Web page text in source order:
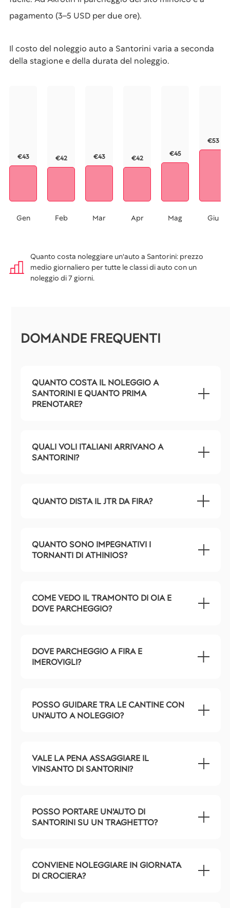
pagamento (3–5 USD per due ore).
Il costo del noleggio auto a Santorini varia a seconda
della stagione e della durata del noleggio.
€43 €42 €43 €42
€45
€53
Gen Feb Mar Apr Mag Giu
Quanto costa noleggiare un'auto a Santorini: prezzo
medio giornaliero per tutte le classi di auto con un
noleggio di 7 giorni.
DOMANDE FREQUENTI
QUANTO COSTA IL NOLEGGIO A
SANTORINI E QUANTO PRIMA
PRENOTARE?
QUALI VOLI ITALIANI ARRIVANO A
SANTORINI?
QUANTO DISTA IL JTR DA FIRA?
QUANTO SONO IMPEGNATIVI I
TORNANTI DI ATHINIOS?
COME VEDO IL TRAMONTO DI OIA E
DOVE PARCHEGGIO?
DOVE PARCHEGGIO A FIRA E
IMEROVIGLI?
POSSO GUIDARE TRA LE CANTINE CON
UN'AUTO A NOLEGGIO?
VALE LA PENA ASSAGGIARE IL
VINSANTO DI SANTORINI?
POSSO PORTARE UN'AUTO DI
SANTORINI SU UN TRAGHETTO?
CONVIENE NOLEGGIARE IN GIORNATA
DI CROCIERA?